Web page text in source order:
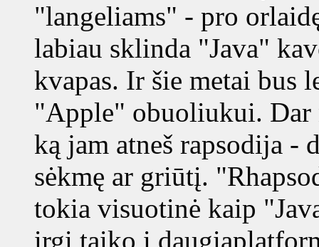
"langeliams" - pro
labiau sklinda "Java"
kvapas. Ir šie metai bus
"Apple" obuoliukui. Dar
ką jam atneš rapsodija -
sėkmę ar griūtį.
tokia visuotinė kaip
irgi taiko į